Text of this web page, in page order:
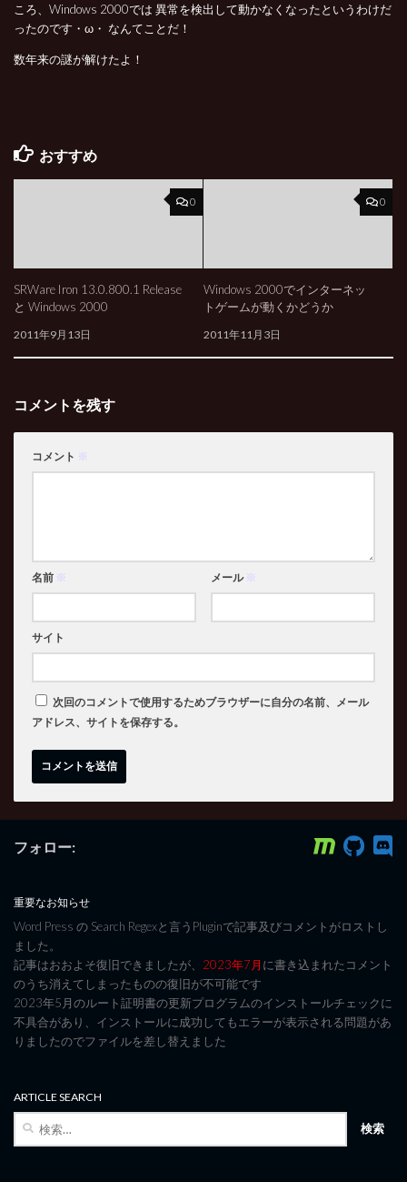
ころ、Windows 2000では 異常を検出して動かなくなったというわけだ
ったのです・ω・ なんてことだ！
数年来の謎が解けたよ！
おすすめ
0
SRWare Iron 13.0.800.1 Release
と Windows 2000
2011年9月13日
0
Windows 2000でインターネッ
トゲームが動くかどうか
2011年11月3日
コメントを残す
コメント ※
名前 ※ メール ※
サイト
次回のコメントで使用するためブラウザーに自分の名前、メール
アドレス、サイトを保存する。
フォロー:
重要なお知らせ
Word Press の Search Regexと言うPluginで記事及びコメントがロストし
ました。
記事はおおよそ復旧できましたが、 2023年7月に書き込まれたコメント
のうち消えてしまったものの復旧が不可能です
2023年5月のルート証明書の更新プログラムのインストールチェックに
不具合があり、インストールに成功してもエラーが表示される問題があ
りましたのでファイルを差し替えました
ARTICLE SEARCH